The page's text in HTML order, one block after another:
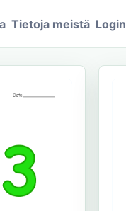
Tietoja meistä Login